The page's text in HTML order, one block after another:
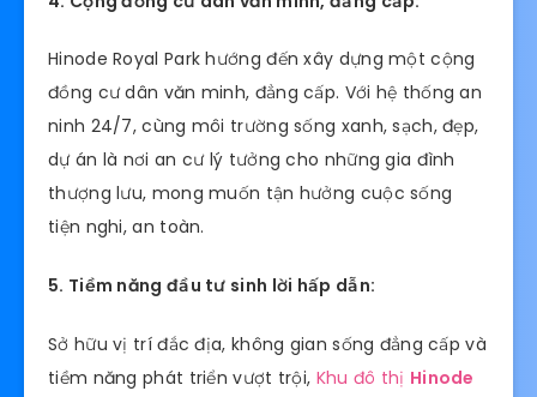
Hinode Royal Park hướng đến xây dựng một cộng
đồng cư dân văn minh, đẳng cấp. Với hệ thống an
ninh 24/7, cùng môi trường sống xanh, sạch, đẹp,
dự án là nơi an cư lý tưởng cho những gia đình
thượng lưu, mong muốn tận hưởng cuộc sống
tiện nghi, an toàn.
5. Tiềm năng đầu tư sinh lời hấp dẫn:
Sở hữu vị trí đắc địa, không gian sống đẳng cấp và
tiềm năng phát triển vượt trội, Khu đô thị Hinode